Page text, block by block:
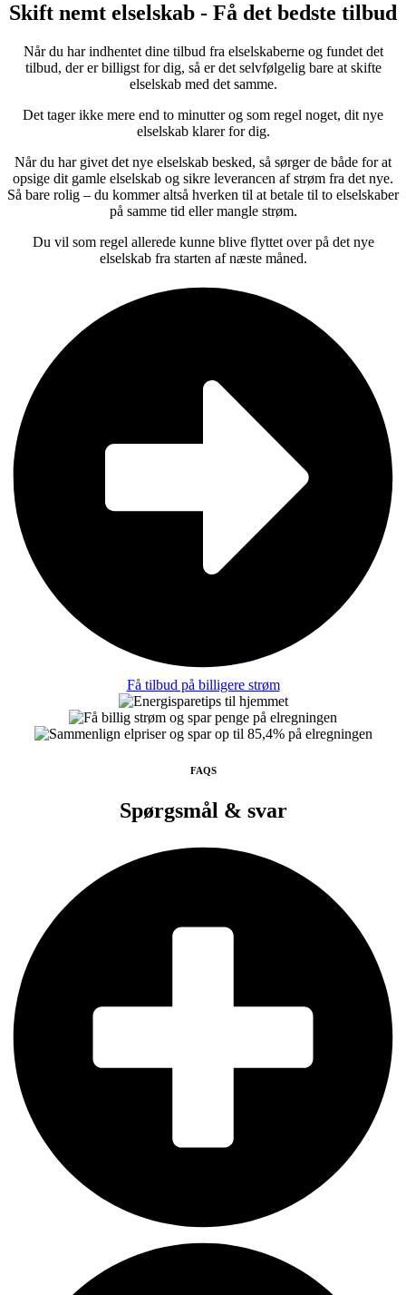
Skift nemt elselskab - Få det bedste tilbud
Når du har indhentet dine tilbud fra elselskaberne og fundet det
tilbud, der er billigst for dig, så er det selvfølgelig bare at skifte
elselskab med det samme.
Det tager ikke mere end to minutter og som regel noget, dit nye
elselskab klarer for dig.
Når du har givet det nye elselskab besked, så sørger de både for at
opsige dit gamle elselskab og sikre leverancen af strøm fra det nye.
Så bare rolig – du kommer altså hverken til at betale til to elselskaber
på samme tid eller mangle strøm.
Du vil som regel allerede kunne blive flyttet over på det nye
elselskab fra starten af næste måned.
Få tilbud på billigere strøm
FAQS
Spørgsmål & svar